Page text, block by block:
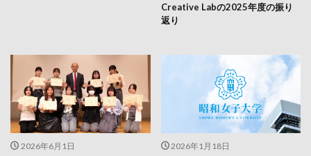
Creative Labの2025年度の振り
返り
2026年6月1日 2026年1月18日